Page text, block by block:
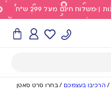
/ הרכיבו בעצמכם /בחרו סרט סאטן